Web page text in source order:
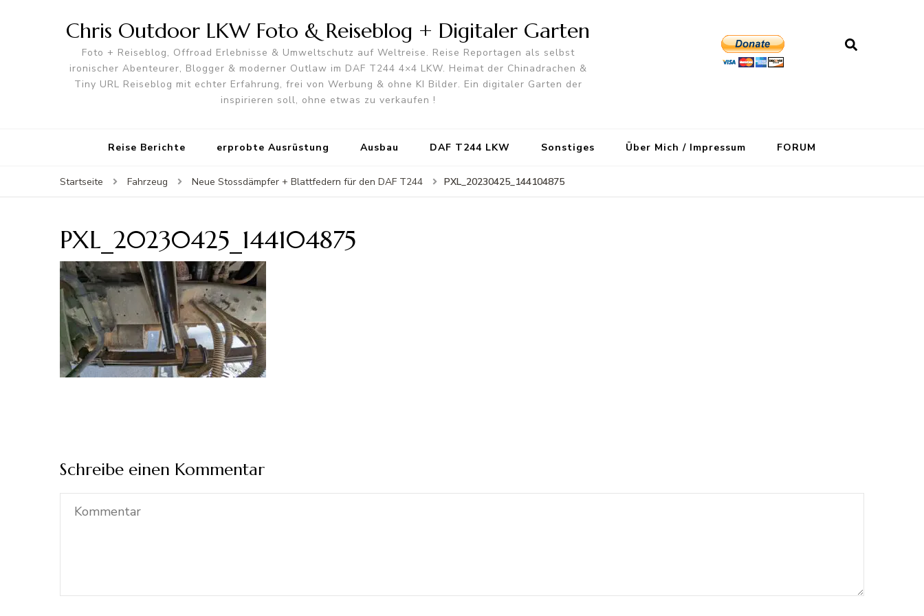
Chris Outdoor LKW Foto & Reiseblog + Digitaler Garten
Foto + Reiseblog, Offroad Erlebnisse & Umweltschutz auf Weltreise. Reise Reportagen als selbst
ironischer Abenteurer, Blogger & moderner Outlaw im DAF T244 4×4 LKW. Heimat der Chinadrachen &
Tiny URL Reiseblog mit echter Erfahrung, frei von Werbung & ohne KI Bilder. Ein digitaler Garten der
inspirieren soll, ohne etwas zu verkaufen !
Reise Berichte erprobte Ausrüstung Ausbau DAF T244 LKW Sonstiges Über Mich / Impressum FORUM
Startseite Fahrzeug Neue Stossdämpfer + Blattfedern für den DAF T244 PXL_20230425_144104875
PXL_20230425_144104875
Schreibe einen Kommentar